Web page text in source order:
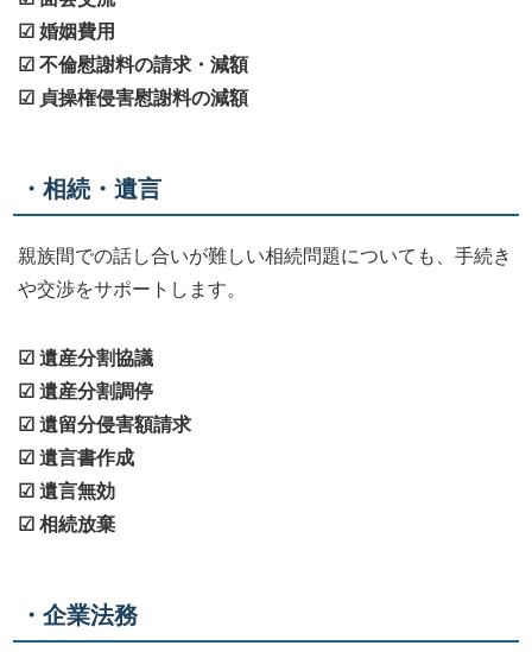
☑ 婚姻費用
☑ 不倫慰謝料の請求・減額
☑ 貞操権侵害慰謝料の減額
・相続・遺言
親族間での話し合いが難しい相続問題についても、手続き
や交渉をサポートします。
☑ 遺産分割協議
☑ 遺産分割調停
☑ 遺留分侵害額請求
☑ 遺言書作成
☑ 遺言無効
☑ 相続放棄
・企業法務